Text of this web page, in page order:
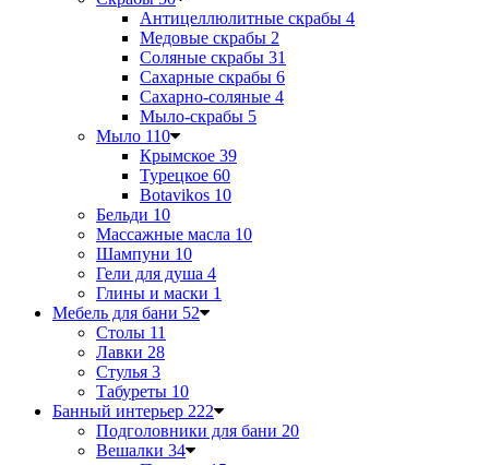
Антицеллюлитные скрабы 4
Медовые скрабы 2
Соляные скрабы 31
Сахарные скрабы 6
Сахарно-соляные 4
Мыло-скрабы 5
Мыло 110
Крымское 39
Турецкое 60
Botavikos 10
Бельди 10
Массажные масла 10
Шампуни 10
Гели для душа 4
Глины и маски 1
Мебель для бани 52
Столы 11
Лавки 28
Стулья 3
Табуреты 10
Банный интерьер 222
Подголовники для бани 20
Вешалки 34